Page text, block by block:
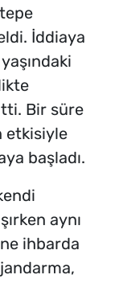
İddiaya
Bir süre
etkisiyle
başladı.
aynı
ihbarda